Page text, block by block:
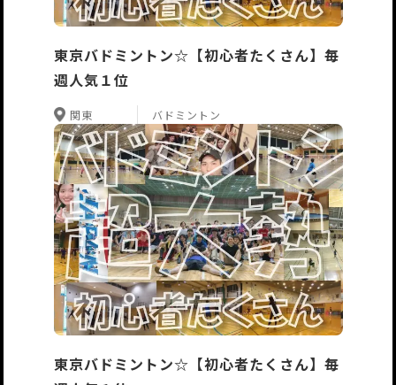
東京バドミントン☆【初心者たくさん】毎
週人気１位
関東 バドミントン
東京バドミントン☆【初心者たくさん】毎